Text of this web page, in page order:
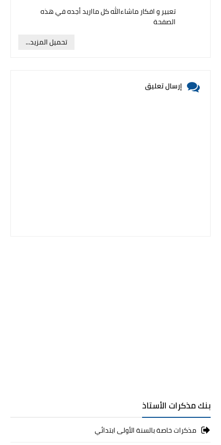
تعبير و افكار ماشاءالله كل مااريد أجده في هذه
الصفحة
تحميل المزيد...
إرسال تعليق
بنك مذكرات الأستاذ
مذكرات خاصة بالسنة الأولى ابتدائي